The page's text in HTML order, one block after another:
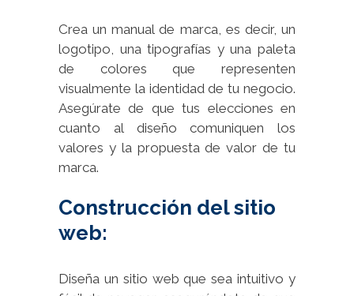
Crea un manual de marca, es decir, un
logotipo, una tipografías y una paleta
de colores que representen
visualmente la identidad de tu negocio.
Asegúrate de que tus elecciones en
cuanto al diseño comuniquen los
valores y la propuesta de valor de tu
marca.
Construcción del sitio
web:
Diseña un sitio web que sea intuitivo y